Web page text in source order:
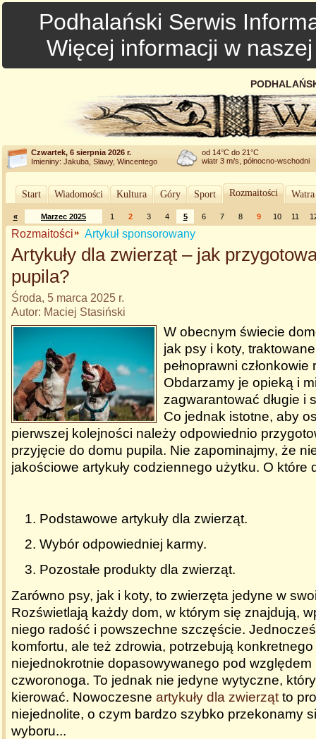
Podhalański Serwis
Więcej informacji w
Czwartek, 6 sierpnia 2026 r.
Imieniny: Jakuba, Sławy, Wincentego
od 14°C do 21°C
wiatr 3 m/s, północno-wschodni
Start Wiadomości Kultura Góry Sport Rozmaitości
« Marzec 2025 1 2 3 4 5 6 7 8 9 10 11
Rozmaitości Artykuł sponsorowany
Artykuły dla zwierząt – jak
pupila?
Środa, 5 marca 2025 r.
Autor: Maciej Stasiński
W obecnym świecie
jak psy i koty,
pełnoprawni członkowie
Obdarzamy je opieką i
zagwarantować długie i
Co jednak istotne, aby
pierwszej kolejności należy odpowiednio
przyjęcie do domu pupila. Nie zapominajmy, że
jakościowe artykuły codziennego użytku. O które
Podstawowe artykuły dla zwierząt.
Wybór odpowiedniej karmy.
Pozostałe produkty dla zwierząt.
Zarówno psy, jak i koty, to zwierzęta jedyne w
Rozświetlają każdy dom, w którym się znajdują,
niego radość i powszechne szczęście.
komfortu, ale też zdrowia, potrzebują
niejednokrotnie dopasowywanego pod
czworonoga. To jednak nie jedyne wytyczne,
kierować. Nowoczesne artykuły dla zwierząt to
niejednolite, o czym bardzo szybko przekonamy
wyboru...